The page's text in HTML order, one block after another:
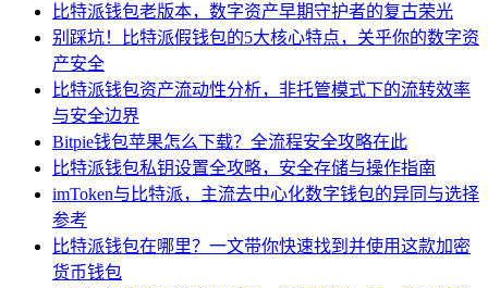
比特派钱包老版本，数字资产早期守护者的复古荣光
别踩坑！比特派假钱包的5大核心特点，关乎你的数字资
产安全
比特派钱包资产流动性分析，非托管模式下的流转效率
与安全边界
Bitpie钱包苹果怎么下载？全流程安全攻略在此
比特派钱包私钥设置全攻略，安全存储与操作指南
imToken与比特派，主流去中心化数字钱包的异同与选择
参考
比特派钱包在哪里？一文带你快速找到并使用这款加密
货币钱包